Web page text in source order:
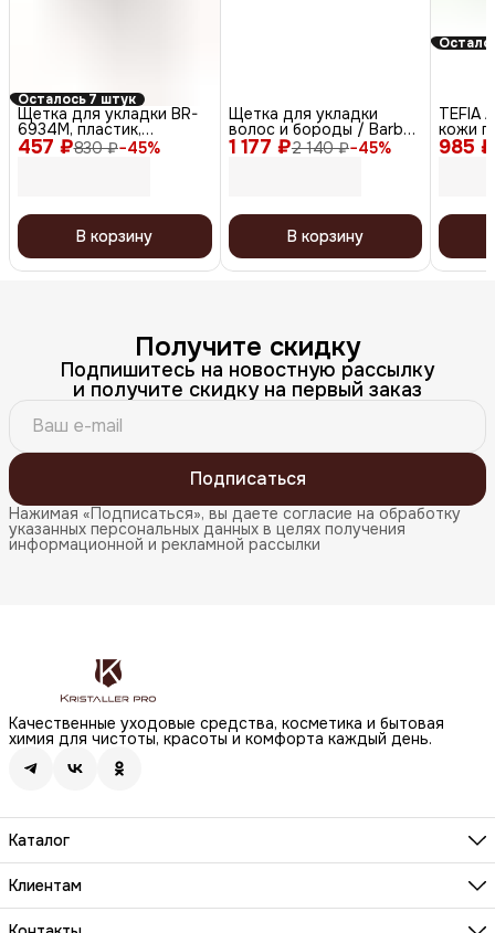
Осталось 7 штук
457 ₽830 ₽−45%
Щетка для укладки BR-
6934M, пластик,
коричневый
В корзину
1 177 ₽2 140 ₽−45%
Щетка для укладки
волос и бороды / Barber
Style CO-28, коричневый
В корзину
985 ₽
TEFIA
кожи
Получите скидку
Подпишитесь на новостную рассылку
и получите скидку на первый заказ
Подписаться
Нажимая «Подписаться», вы даете согласие на обработку
указанных персональных данных в целях получения
информационной и рекламной рассылки
Качественные уходовые средства, косметика и бытовая
химия для чистоты, красоты и комфорта каждый день.
Каталог
Бренды
Волосы
Клиентам
О компании